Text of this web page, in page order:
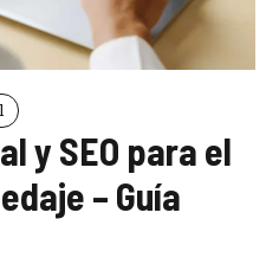
y SEO para el
– Guía